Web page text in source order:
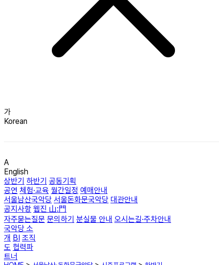
가
Korean
A
English
상반기 하반기 공동기획
공연 체험·교육 월간일정 예매안내
서울남산국악당 서울돈화문국악당 대관안내
공지사항 웹진 山:門
자주묻는질문 문의하기 분실물 안내 오시는길·주차안내
국악당 소
개 BI 조직
도 협력파
트너